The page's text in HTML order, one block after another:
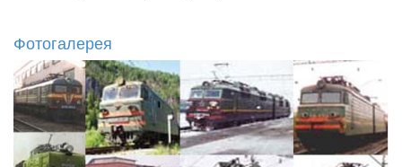
Фотогалерея